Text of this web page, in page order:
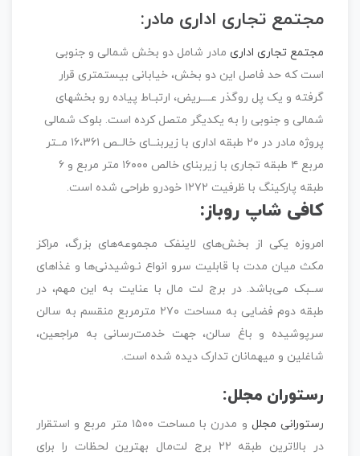
مجتمع تجاری اداری مادر:
مجتمع تجاری اداری مادر شامل دو بخش شمالی و جنوبی
است که حد فاصل این دو بخش، خیابانی بیست‎متری قرار
گرفته و یک پل روگذر عــــریض، ارتبـاط پیاده رو بخش‎های
شمالی و جنوبی را به یکدیگر متصل کرده است. بلوک شمالی
پروژه مادر در ۲۰ طبقه اداری با زیربنــای خالــص ۱۶،۳۶۱ مــتر
مربع ۴ طبقه تجاری با زیربنای خالص ۱۶۰۰۰ متر مربع و ۶
طبقه پارکینگ با ظرفیت ۱۲۷۲ خودرو طراحی شده است.
کافی شاپ روباز:
امروزه یکی از بخش‌های لاینفک مجموعه‌های بزرگ، مراکز
مکث میان مدت با قابلیت سرو انواع نـوشیدنی‌ها و غذاهای
ســبک می‌باشد. در برج لت مال با عنایت به این مهم، در
طبقه دوم فضایی به مساحت ۲۷۰ مترمربع منقسم به سالن
سرپوشیده و باغ سالن، جهت خدمت‌رسانی به مراجعین،
شاغلین و میهمانان تدارک دیده شده است.
رستوران مجلل:
رستورانی مجلل
و مدرن با مساحت ۱۵۰۰ متر مربع و استقرار
در بالاترین طبقه ۲۲ برج لت‌مال بهترین لحظات را برای